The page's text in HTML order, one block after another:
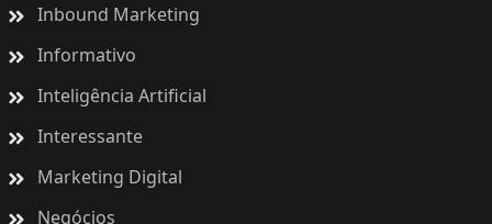
Inbound Marketing
Informativo
Inteligência Artificial
Interessante
Marketing Digital
Negócios